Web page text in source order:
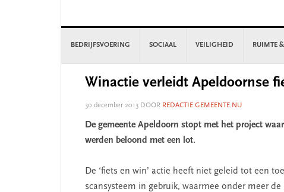
BEDRIJFSVOERING SOCIAAL VEILIGHEID RUIMTE
Winactie verleidt Apeldoornse
30 december 2013 DOOR REDACTIE GEMEENTE.NU
De gemeente Apeldoorn stopt met het project
werden beloond met een lot.
De ‘fiets en win’ actie heeft niet geleid tot een
scansysteem in gebruik, waarmee onder meer